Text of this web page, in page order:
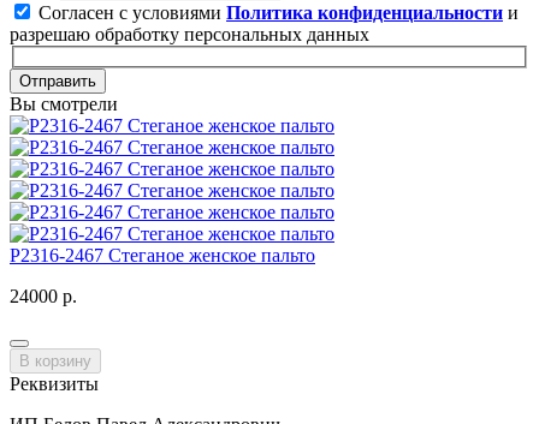
Согласен с условиями Политика конфиденциальности и
разрешаю обработку персональных данных
Отправить
Вы смотрели
P2316-2467 Стеганое женское пальто
24000 р.
В корзину
Реквизиты